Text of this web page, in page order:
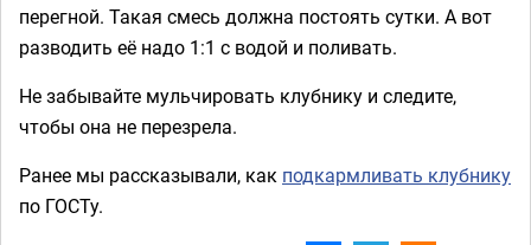
перегной. Такая смесь должна постоять сутки. А вот
разводить её надо 1:1 с водой и поливать.
Не забывайте мульчировать клубнику и следите,
чтобы она не перезрела.
Ранее мы рассказывали, как подкармливать клубнику
по ГОСТу.